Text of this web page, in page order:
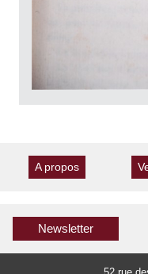
A propos
Newsletter